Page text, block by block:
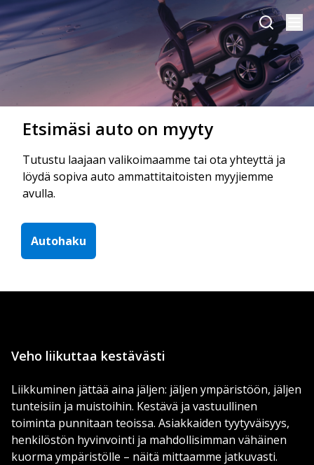
Etsimäsi auto on myyty
Tutustu laajaan valikoimaamme tai ota yhteyttä ja
löydä sopiva auto ammattitaitoisten myyjiemme
avulla.
Autohaku
Veho liikuttaa kestävästi
Liikkuminen jättää aina jäljen: jäljen ympäristöön, jäljen
tunteisiin ja muistoihin. Kestävä ja vastuullinen
toiminta punnitaan teoissa. Asiakkaiden tyytyväisyys,
henkilöstön hyvinvointi ja mahdollisimman vähäinen
kuorma ympäristölle – näitä mittaamme jatkuvasti.